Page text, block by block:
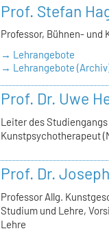
Prof. Stefan
Professor, Bühnen- und
→ Lehrangebote
→ Lehrangebote
Prof. Dr. Uwe
Leiter des
Kunstpsychotherapeut
Prof. Dr.
Professor Allg.
Studium und Lehre,
Lehre